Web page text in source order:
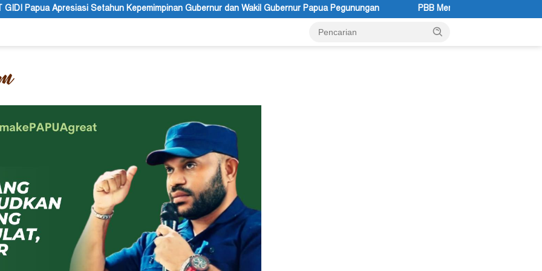
Kepemimpinan Gubernur dan Wakil Gubernur Papua Pegunungan PBB Mengakui Kedaulatan Negara Maluku Selatan (2)